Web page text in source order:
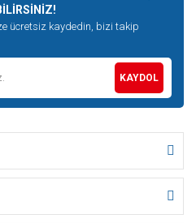
ücretsiz kaydedin, bizi takip
KAYDOL